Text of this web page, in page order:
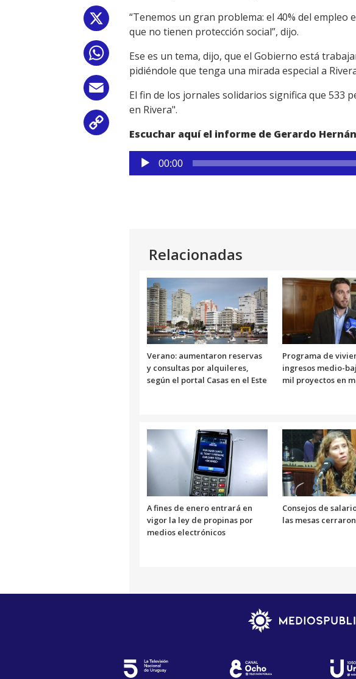
WhatsApp
Email
Link
“Tenemos un gran problema: el 40% del empleo
que no tienen protección social”, dijo.
Ese es un tema, dijo, que el Gobierno está
pidiéndole que tenga una mirada especial a
El fin de los jornales solidarios significa que 533
en Rivera".
Escuchar aquí el informe de Gerardo
Reproductor
de
00:00
Relacionadas
Verano: aumentaron reservas
y consultas por alquileres,
según el portal Casas en el Este
Programa de
ingresos medio-
mil proyectos en
A fines de enero entrará en
vigor la ley de propinas por
medios electrónicos
Consejos de
las mesas